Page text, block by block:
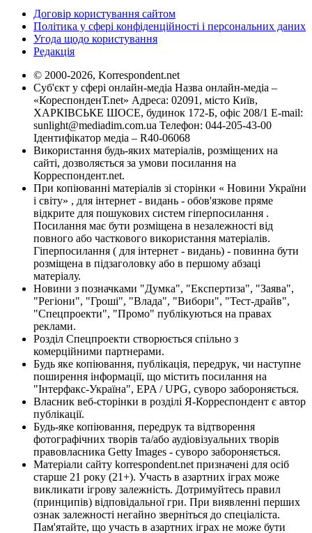
Договір користування сайтом
Політика у сфері конфіденційності і персональних даних
Угода щодо користування
Редакція
© 2000-2026, Korrespondent.net
Суб'єкт у сфері онлайн-медіа Назва онлайн-медіа –
«КореспонденТ.net» Адреса: 02091, місто Київ,
ХАРКІВСЬКЕ ШОСЕ, будинок 172-Б, офіс 208/1 E-mail:
sunlight@mediadim.com.ua Телефон: 044-205-43-00
Ідентифікатор медіа – R40-06068
Використання будь-яких матеріалів, розміщених на
сайті, дозволяється за умови посилання на
Корреспондент.net.
При копіюванні матеріалів зі сторінки « Новини України
і світу» , для інтернет - видань - обов'язкове пряме
відкрите для пошукових систем гіперпосилання .
Посилання має бути розміщена в незалежності від
повного або часткового використання матеріалів.
Гіперпосилання ( для інтернет - видань) - повинна бути
розміщена в підзаголовку або в першому абзаці
матеріалу.
Новини з позначками "Думка", "Експертиза", "Заява",
"Регіони", "Гроші", "Влада", "Вибори", "Тест-драйв",
"Спецпроекти", "Промо" публікуються на правах
реклами.
Розділ Спецпроекти створюється спільно з
комерційними партнерами.
Будь яке копіювання, публікація, передрук, чи наступне
поширення інформації, що містить посилання на
"Інтерфакс-Україна", EPA / UPG, суворо забороняється.
Власник веб-сторінки в розділі Я-Корреспондент є автор
публікації.
Будь-яке копіювання, передрук та відтворення
фотографічних творів та/або аудіовізуальних творів
правовласника Getty Images - суворо забороняється.
Матеріали сайту korrespondent.net призначені для осіб
старше 21 року (21+). Участь в азартних іграх може
викликати ігрову залежність. Дотримуйтесь правил
(принципів) відповідальної гри. При виявленні перших
ознак залежності негайно зверніться до спеціаліста.
Пам'ятайте, що участь в азартних іграх не може бути